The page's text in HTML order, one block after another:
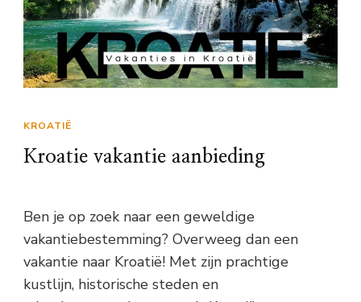
KROATIË
Kroatie vakantie aanbieding
Ben je op zoek naar een geweldige
vakantiebestemming? Overweeg dan een
vakantie naar Kroatië! Met zijn prachtige
kustlijn, historische steden en